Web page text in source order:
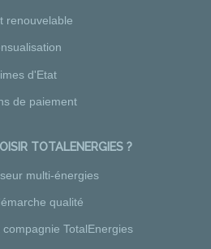
renouvelable
d'Etat
de paiement
TOTALENERGIES ?
multi-énergies
qualité
TotalEnergies